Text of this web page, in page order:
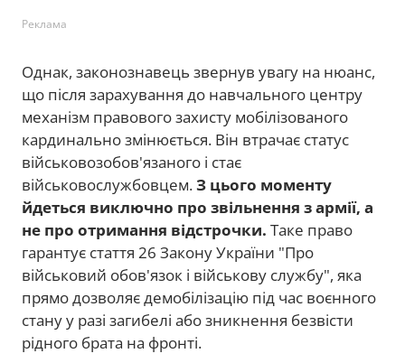
Реклама
Однак, законознавець звернув увагу на нюанс,
що після зарахування до навчального центру
механізм правового захисту мобілізованого
кардинально змінюється. Він втрачає статус
військовозобов'язаного і стає
військовослужбовцем.З цього моменту
йдеться виключно про звільнення з армії, а
не про отримання відстрочки. Таке право
гарантує стаття 26 Закону України "Про
військовий обов'язок і військову службу", яка
прямо дозволяє демобілізацію під час воєнного
стану у разі загибелі або зникнення безвісти
рідного брата на фронті.